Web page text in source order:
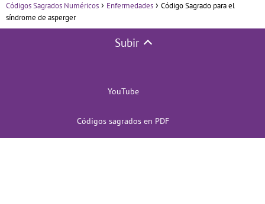
Códigos Sagrados Numéricos Enfermedades
Código Sagrado para el
síndrome de asperger
Subir
YouTube
Códigos sagrados en PDF